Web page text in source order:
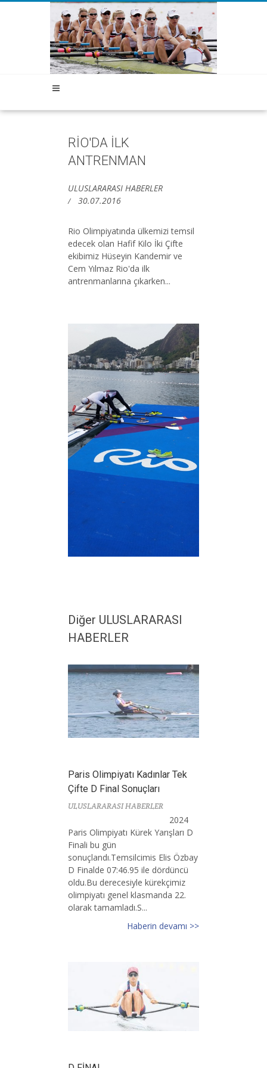
RİO'DA İLK
ANTRENMAN
ULUSLARARASI HABERLER
30.07.2016
Rio Olimpiyatında ülkemizi temsil
edecek olan Hafif Kilo İki Çifte
ekibimiz Hüseyin Kandemir ve
Cem Yılmaz Rio'da ilk
antrenmanlarına çıkarken...
Diğer ULUSLARARASI
HABERLER
Paris Olimpiyatı Kadınlar Tek
Çifte D Final Sonuçları
ULUSLARARASI HABERLER
2024
Paris Olimpiyatı Kürek Yarışları D
Finali bu gün
sonuçlandı.Temsilcimis Elis Özbay
D Finalde 07:46.95 ile dördüncü
oldu.Bu derecesiyle kürekçimiz
olimpiyatı genel klasmanda 22.
olarak tamamladı.S...
Haberin devamı >>